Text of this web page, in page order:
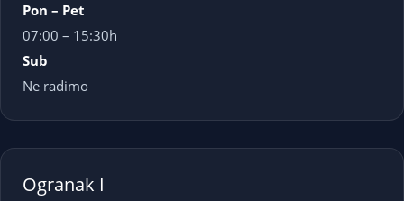
Pon – Pet
07:00 – 15:30h
Sub
Ne radimo
Ogranak I